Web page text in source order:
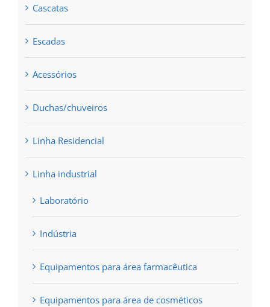
Cascatas
Escadas
Acessórios
Duchas/chuveiros
Linha Residencial
Linha industrial
Laboratório
Indústria
Equipamentos para área farmacêutica
Equipamentos para área de cosméticos